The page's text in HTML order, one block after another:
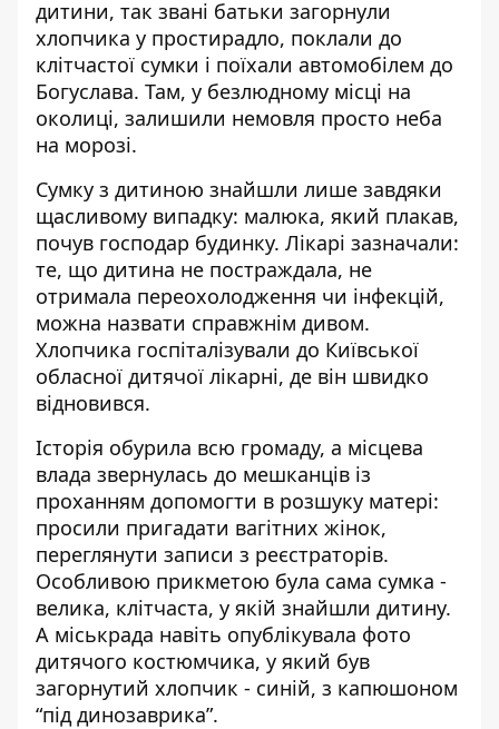
дитини, так звані батьки загорнули
хлопчика у простирадло, поклали до
клітчастої сумки і поїхали автомобілем до
Богуслава. Там, у безлюдному місці на
околиці, залишили немовля просто неба
на морозі.
Сумку з дитиною знайшли лише завдяки
щасливому випадку: малюка, який плакав,
почув господар будинку. Лікарі зазначали:
те, що дитина не постраждала, не
отримала переохолодження чи інфекцій,
можна назвати справжнім дивом.
Хлопчика госпіталізували до Київської
обласної дитячої лікарні, де він швидко
відновився.
Історія обурила всю громаду, а місцева
влада звернулась до мешканців із
проханням допомогти в розшуку матері:
просили пригадати вагітних жінок,
переглянути записи з реєстраторів.
Особливою прикметою була сама сумка -
велика, клітчаста, у якій знайшли дитину.
А міськрада навіть опублікувала фото
дитячого костюмчика, у який був
загорнутий хлопчик - синій, з капюшоном
“під динозаврика”.